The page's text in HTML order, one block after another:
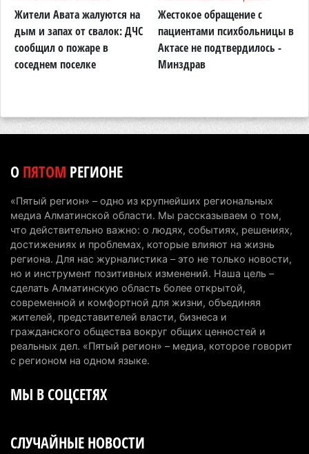
Алматинской области осудили за сталкинг
8 августа 2026 г. 08:04 194
На фоне строительного бума в Алматинской
Казахстанские абитуриенты узнали, кто получил
морских контейнерах
7 августа 2026 г. 11:24 197
В Талгарском районе загорелись строительные
отходы: пожар охватил 300 квадратных метров
карьера
7 августа 2026 г. 09:52
Жители Алматы и Алматинской области смогут
увидеть долги своего дома в квитанциях за свет
В Алматинской области отменили приговор за
последнее слово
Жители Авата жалуются на
дым и запах от свалок: ДЧС
сообщил о пожаре в
соседнем поселке
Жестокое обращение с
пациентами психбольницы в
Актасе не подтвердилось -
Минздрав
ОПЯТОМ РЕГИОНЕ
«Пятый регион» – одно из крупнейших региональных
медиа Алматинской области. Мы рассказываем о том,
что действительно важно: о людях, событиях, решениях,
достижениях и проблемах, которые влияют на жизнь
региона. Для нас журналистика – это не только новости,
но и инструмент позитивных изменений. Наша цель –
сделать Алматинскую область более открытой,
современной и комфортной для жизни, объединяя
жителей, представителей власти, бизнеса и
гражданского общества вокруг общих ценностей и
реальных дел. «Пятый регион» – медиа, которое говорит
с регионом на одном языке.
МЫ В СОЦСЕТЯХ
СЛУЧАЙНЫЕ НОВОСТИ